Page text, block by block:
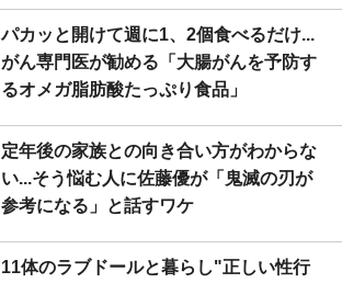
パカッと開けて週に1、2個食べるだけ...
がん専門医が勧める「大腸がんを予防す
るオメガ脂肪酸たっぷり食品」
定年後の家族との向き合い方がわからな
い...そう悩む人に佐藤優が「鬼滅の刃が
参考になる」と話すワケ
11体のラブドールと暮らし"正しい性行